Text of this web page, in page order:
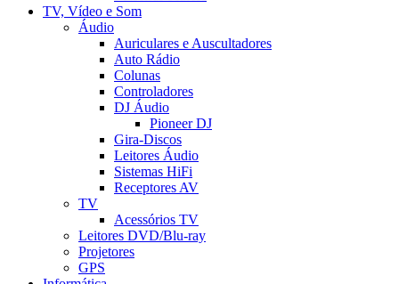
TV, Vídeo e Som
Áudio
Auriculares e Auscultadores
Auto Rádio
Colunas
Controladores
DJ Áudio
Pioneer DJ
Gira-Discos
Leitores Áudio
Sistemas HiFi
Receptores AV
TV
Acessórios TV
Leitores DVD/Blu-ray
Projetores
GPS